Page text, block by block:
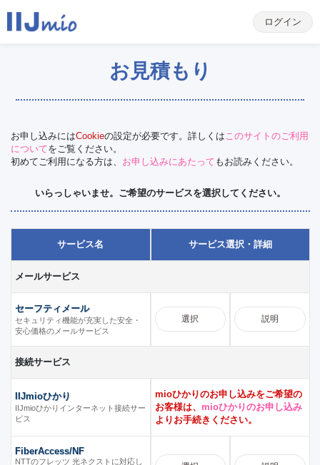
ログイン
お見積もり
お申し込みにはCookieの設定が必要です。詳しくはこのサイトのご利用
についてをご覧ください。
初めてご利用になる方は、 お申し込みにあたって もお読みください。
いらっしゃいませ。ご希望のサービスを選択してください。
サービス名 サービス選択・詳細
メールサービス
セーフティメール
セキュリティ機能が充実した安全・
安心価格のメールサービス
選択 説明
接続サービス
IIJmioひかり
IIJmioひかりインターネット接続サー
ビス
mioひかりのお申し込みをご希望の
お客様は、 mioひかりのお申し込み
よりお手続きください。
FiberAccess/NF
NTTのフレッツ 光ネクストに対応し